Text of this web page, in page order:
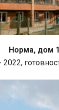
Норма, дом 1
2022,